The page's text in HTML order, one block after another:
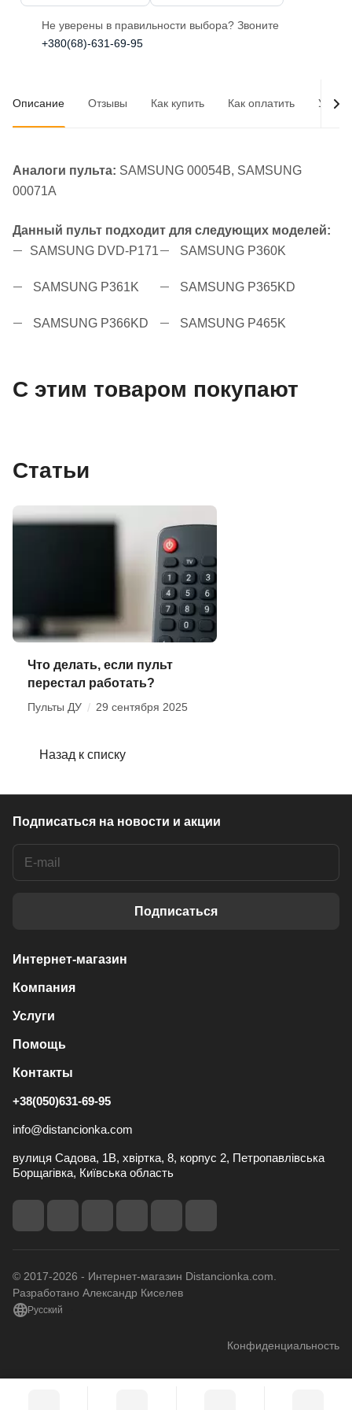
Не уверены в правильности выбора? Звоните
+380(68)-631-69-95
Описание Отзывы Как купить Как оплатить
Аналоги пульта: SAMSUNG 00054B, SAMSUNG
00071A
Данный пульт подходит для следующих моделей:
SAMSUNG DVD-P171
SAMSUNG P360K
SAMSUNG P361K SAMSUNG P365KD
SAMSUNG P366KD SAMSUNG P465K
С этим товаром покупают
Статьи
Что делать, если пульт
перестал работать?
Пульты ДУ / 29 сентября 2025
Назад к списку
Подписаться на новости и акции
Подписаться
Интернет-магазин
Компания
Услуги
Помощь
Контакты
+38(050)631-69-95
info@distancionka.com
вулиця Садова, 1В, хвіртка, 8, корпус 2, Петропавлівська
Борщагівка, Київська область
© 2017-2026 - Интернет-магазин Distancionka.com.
Разработано Александр Киселев
Русский
Конфиденциальность